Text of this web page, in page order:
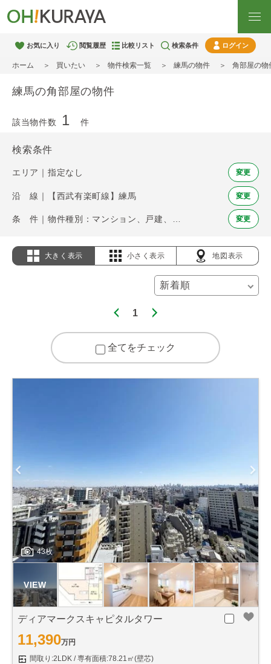
お気に入り 閲覧履歴 比較リスト 検索条件 ログイン
ホーム 買いたい 物件検索一覧 練馬の物件 角部屋の物
練馬の角部屋の物件
該当物件数 1 件
検索条件
エリア｜指定なし 変更
沿 線｜【西武有楽町線】練馬 変更
変更
大きく表示 小さく表示 地図表示
1
全てをチェック
43枚
ディアマークスキャピタルタワー
11,390万円
間取り:2LDK
専有面積:78.21㎡(壁芯)